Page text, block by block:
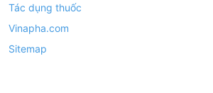
Tác dụng thuốc
Vinapha.com
Sitemap